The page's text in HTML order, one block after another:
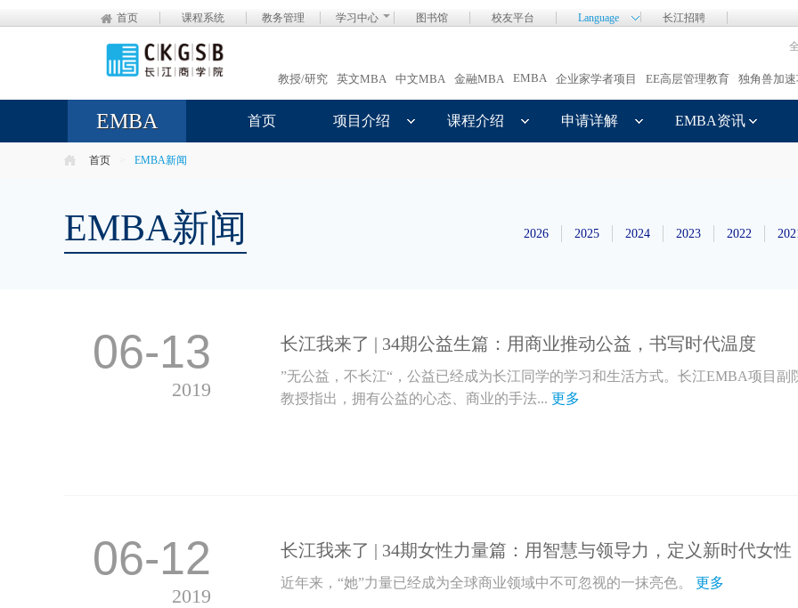
首页 课程系统 教务管理 学习中心 图书馆 校友平台 Language 长江招聘
教授/研究 英文MBA 中文MBA 金融MBA EMBA 企业家学者项目 EE高层管理教育 独角兽加
EMBA 首页 项目介绍 课程介绍 申请详解 EMBA资讯
首页 EMBA新闻
EMBA新闻 2022
2023
2024
2025
2026
06-13
2019
长江我来了 | 34期公益生篇：用商业推动公益，书写时代温度
”无公益，不长江“，公益已经成为长江同学的学习和生活方式。长江EMBA项目副
教授指出，拥有公益的心态、商业的手法... 更多
06-12
2019
长江我来了 | 34期女性力量篇：用智慧与领导力，定义新时代女性
近年来，“她”力量已经成为全球商业领域中不可忽视的一抹亮色。 更多